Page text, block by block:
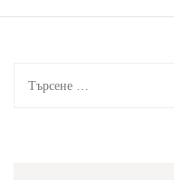
Търсене